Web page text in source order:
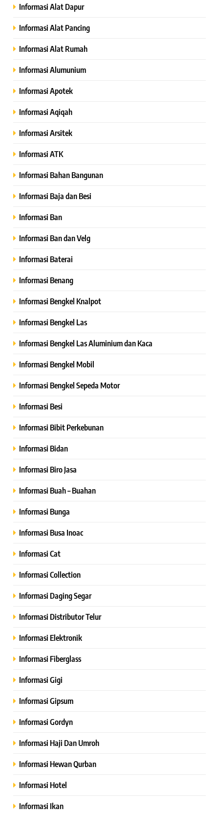
Informasi Alat Dapur
Informasi Alat Pancing
Informasi Alat Rumah
Informasi Alumunium
Informasi Apotek
Informasi Aqiqah
Informasi Arsitek
Informasi ATK
Informasi Bahan Bangunan
Informasi Baja dan Besi
Informasi Ban
Informasi Ban dan Velg
Informasi Baterai
Informasi Benang
Informasi Bengkel Knalpot
Informasi Bengkel Las
Informasi Bengkel Las Aluminium dan Kaca
Informasi Bengkel Mobil
Informasi Bengkel Sepeda Motor
Informasi Besi
Informasi Bibit Perkebunan
Informasi Bidan
Informasi Biro Jasa
Informasi Buah – Buahan
Informasi Bunga
Informasi Busa Inoac
Informasi Cat
Informasi Collection
Informasi Daging Segar
Informasi Distributor Telur
Informasi Elektronik
Informasi Fiberglass
Informasi Gigi
Informasi Gipsum
Informasi Gordyn
Informasi Haji Dan Umroh
Informasi Hewan Qurban
Informasi Hotel
Informasi Ikan